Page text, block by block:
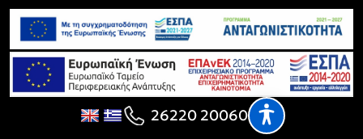
26220 20060